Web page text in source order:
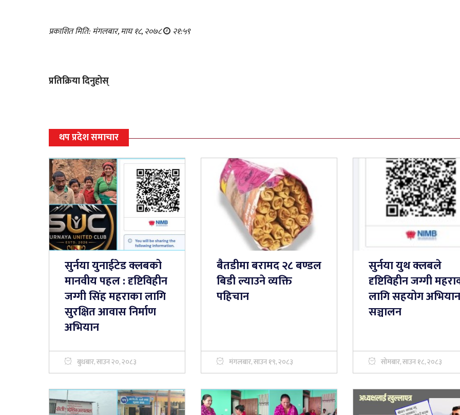
प्रकाशित मिति: मंगलबार, माघ १८, २०७८ २१:५९
प्रतिक्रिया दिनुहोस्
थप प्रदेश समाचार
सुर्नया युनाईटेड क्लबको
मानवीय पहल : दृष्टिविहीन
जग्गी सिंह महराका लागि
सुरक्षित आवास निर्माण
अभियान
बुधबार, साउन २०, २०८३
बैतडीमा बरामद २८ बण्डल
बिडी ल्याउने व्यक्ति
पहिचान
मंगलबार, साउन १९, २०८३
सुर्नया युथ क्लबले
दृष्टिविहीन जग्गी
लागि सहयोग अभियान
सञ्चालन
सोमबार, साउन १८, २०८३